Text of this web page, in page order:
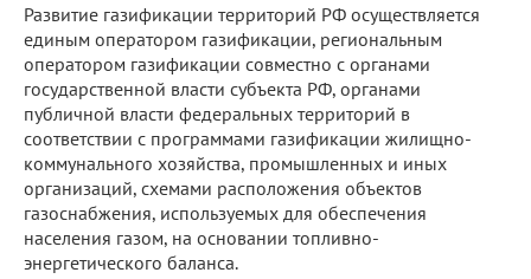
Развитие газификации территорий РФ осуществляется
единым оператором газификации, региональным
оператором газификации совместно с органами
государственной власти субъекта РФ, органами
публичной власти федеральных территорий в
соответствии с программами газификации жилищно-
коммунального хозяйства, промышленных и иных
организаций, схемами расположения объектов
газоснабжения, используемых для обеспечения
населения газом, на основании топливно-
энергетического баланса.